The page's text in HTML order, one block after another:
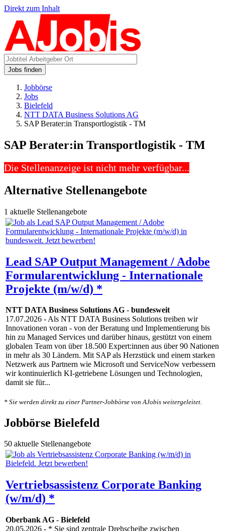
Direkt zum Inhalt
Jobs finden
Jobbörse
Jobs
Bielefeld
NTT DATA Business Solutions AG
SAP Berater:in Transportlogistik - TM
SAP Berater:in Transportlogistik - TM
Die Stellenanzeige ist nicht mehr verfügbar...
Alternative Stellenangebote
1 aktuelle Stellenangebote
Lead SAP Output Management / Adobe
Formularentwicklung - Internationale
Projekte (m/w/d) *
NTT DATA Business Solutions AG - bundesweit
17.07.2026 - Als NTT DATA Business Solutions treiben wir
Innovationen voran - von der Beratung und Implementierung bis
hin zu Managed Services und darüber hinaus, gestützt von einem
globalen Team von über 18.500 Expert:innen aus über 90 Nationen
in mehr als 30 Ländern. Mit SAP als Herzstück und einem starken
Netzwerk aus Partnern wie Microsoft und ServiceNow verbessern
wir kontinuierlich KI-getriebene Lösungen und Technologien,
damit sie für...
* Sie werden direkt zu einer Partner-Jobbörse von AJobis weitergeleitet.
Jobbörse Bielefeld
50 aktuelle Stellenangebote
Vertriebsassistenz Corporate Banking
(w/m/d) *
Oberbank AG - Bielefeld
20.05.2026 - * Sie sind zentrale Drehscheibe zwischen